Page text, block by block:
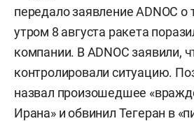
передало заявление ADNOC о
утром 8 августа ракета
компании. В ADNOC заявили,
контролировали ситуацию.
назвал произошедшее
Ирана» и обвинил Тегеран в